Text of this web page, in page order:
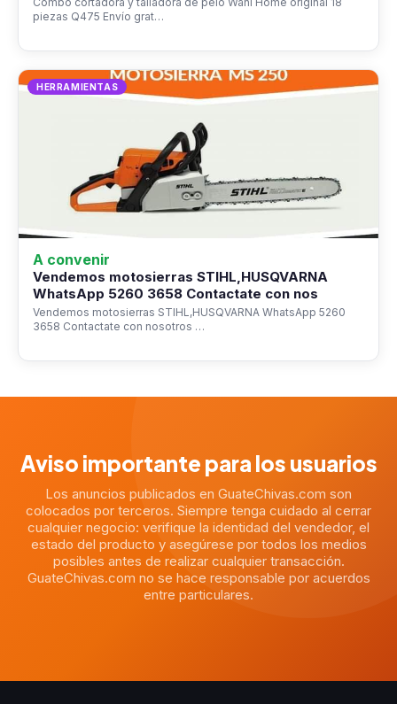
piezas Q475 Envío grat…
HERRAMIENTAS
A convenir
Vendemos motosierras STIHL,HUSQVARNA
WhatsApp 5260 3658 Contactate con nos
Vendemos motosierras STIHL,HUSQVARNA WhatsApp 5260
3658 Contactate con nosotros …
Aviso importante para los usuarios
Los anuncios publicados en GuateChivas.com son
colocados por terceros. Siempre tenga cuidado al cerrar
cualquier negocio: verifique la identidad del vendedor, el
estado del producto y asegúrese por todos los medios
posibles antes de realizar cualquier transacción.
GuateChivas.com no se hace responsable por acuerdos
entre particulares.